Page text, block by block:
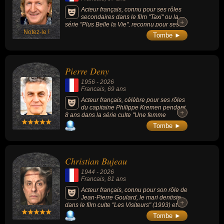
Notez-le !
Acteur français, connu pour ses rôles
secondaires dans le film "Taxi" ou la
série "Plus Belle la Vie", reconnu pour ses
seuls-en-scène satiriques et ses adaptations
décalées, notamment à travers un long
des spectacles inspirés des écrits du
psychiatre François Tosquelles.
+
+
Tombe ►
Pierre Deny
1956 - 2026
Francais , 69 ans
Acteur français, célèbre pour ses rôles
du capitaine Philippe Kremen pendant
8 ans dans la série culte "Une femme
d'honneur" (1996-2008) aux côtés de
Corinne Touzet, Renaud Dumaze dans le
+
+
Tombe ►
Christian Bujeau
1944 - 2026
Francais, 81 ans
Acteur français, connu pour son rôle de
Jean-Pierre Goulard, le mari dentiste,
dans le film culte "Les Visiteurs" (1993) et le
Maître d'armes dans la série "Kaamelott"
(2005-2009) célèbre pour ses répliques
+
+
Tombe ►